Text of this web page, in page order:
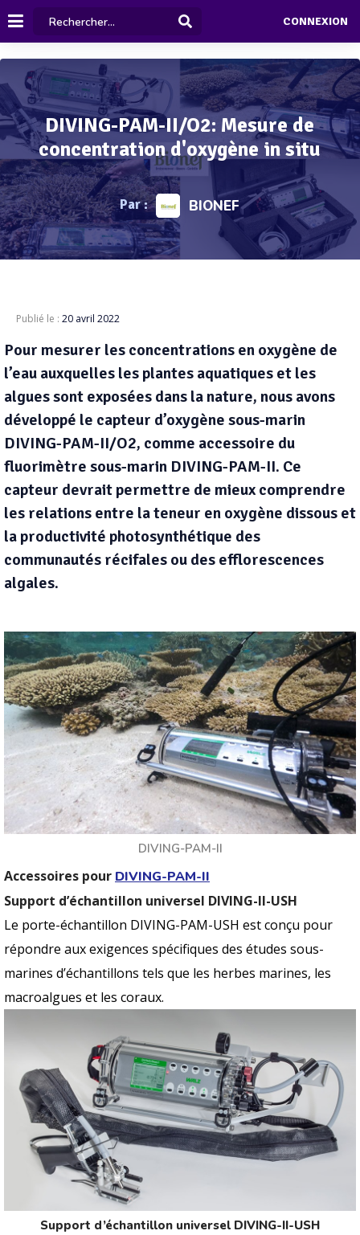
CONNEXION
DIVING-PAM-II/O2: Mesure de
concentration d'oxygène in situ
Par : BIONEF
Publié le : 20 avril 2022
Pour mesurer les concentrations en oxygène de
l’eau auxquelles les plantes aquatiques et les
algues sont exposées dans la nature, nous avons
développé le capteur d’oxygène sous-marin
DIVING-PAM-II/O2, comme accessoire du
fluorimètre sous-marin DIVING-PAM-II. Ce
capteur devrait permettre de mieux comprendre
les relations entre la teneur en oxygène dissous et
la productivité photosynthétique des
communautés récifales ou des efflorescences
algales.
DIVING-PAM-II
Accessoires pour DIVING-PAM-II
Support d’échantillon universel DIVING-II-USH
Le porte-échantillon DIVING-PAM-USH est conçu pour
répondre aux exigences spécifiques des études sous-
marines d’échantillons tels que les herbes marines, les
macroalgues et les coraux.
Support d’échantillon universel DIVING-II-USH